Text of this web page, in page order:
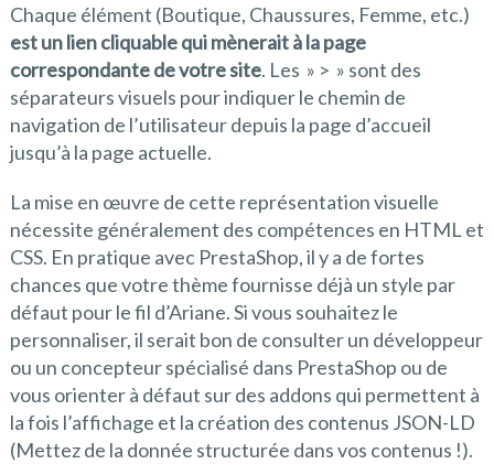
Chaque élément (Boutique, Chaussures, Femme, etc.)
est un lien cliquable qui mènerait à la page
correspondante de votre site. Les » > » sont des
séparateurs visuels pour indiquer le chemin de
navigation de l’utilisateur depuis la page d’accueil
jusqu’à la page actuelle.
La mise en œuvre de cette représentation visuelle
nécessite généralement des compétences en HTML et
CSS. En pratique avec PrestaShop, il y a de fortes
chances que votre thème fournisse déjà un style par
défaut pour le fil d’Ariane. Si vous souhaitez le
personnaliser, il serait bon de consulter un développeur
ou un concepteur spécialisé dans PrestaShop ou de
vous orienter à défaut sur des addons qui permettent à
la fois l’affichage et la création des contenus JSON-LD
(Mettez de la donnée structurée dans vos contenus !).